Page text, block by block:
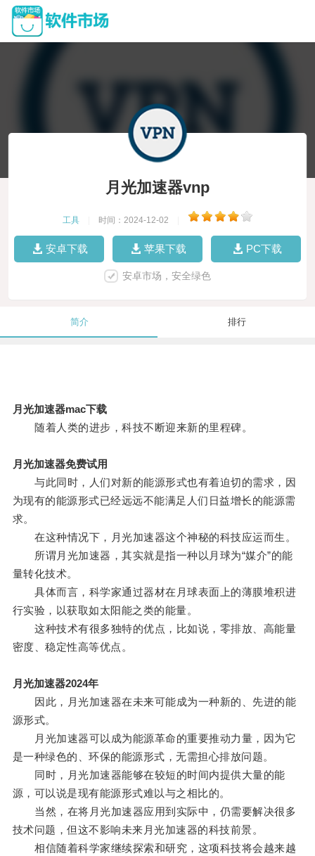
月光加速器vnp
工具 时间：2024-12-02
安卓下载 苹果下载 PC下载
安卓市场，安全绿色
简介 排行
月光加速器mac下载
随着人类的进步，科技不断迎来新的里程碑。
月光加速器免费试用
与此同时，人们对新的能源形式也有着迫切的需求，因
为现有的能源形式已经远远不能满足人们日益增长的能源需
求。
在这种情况下，月光加速器这个神秘的科技应运而生。
所谓月光加速器，其实就是指一种以月球为“媒介”的能
量转化技术。
具体而言，科学家通过器材在月球表面上的薄膜堆积进
行实验，以获取如太阳能之类的能量。
这种技术有很多独特的优点，比如说，零排放、高能量
密度、稳定性高等优点。
月光加速器2024年
因此，月光加速器在未来可能成为一种新的、先进的能
源形式。
月光加速器可以成为能源革命的重要推动力量，因为它
是一种绿色的、环保的能源形式，无需担心排放问题。
同时，月光加速器能够在较短的时间内提供大量的能
源，可以说是现有能源形式难以与之相比的。
当然，在将月光加速器应用到实际中，仍需要解决很多
技术问题，但这不影响未来月光加速器的科技前景。
相信随着科学家继续探索和研究，这项科技将会越来越